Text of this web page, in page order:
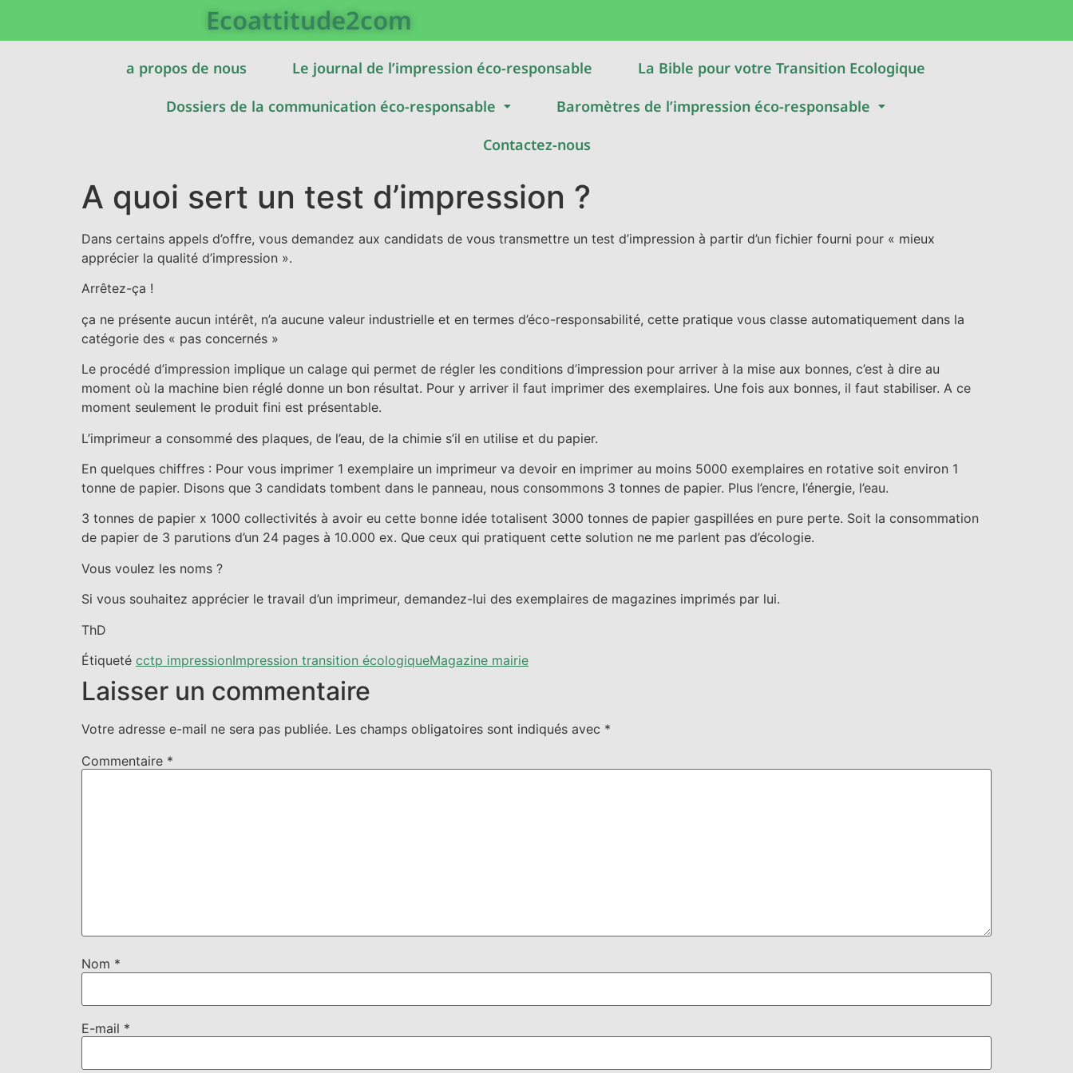
Ecoattitude2com
a propos de nous Le journal de l’impression éco-responsable
La Bible pour votre Transition Ecologique
Dossiers de la communication éco-responsable
Baromètres de l’impression éco-responsable
Contactez-nous
A quoi sert un test d’impression ?
Dans certains appels d’offre, vous demandez aux candidats de vous transmettre un test d’impression à partir d’un fichier fourni pour « mieux
apprécier la qualité d’impression ».
Arrêtez-ça !
ça ne présente aucun intérêt, n’a aucune valeur industrielle et en termes d’éco-responsabilité, cette pratique vous classe automatiquement dans la
catégorie des « pas concernés »
Le procédé d’impression implique un calage qui permet de régler les conditions d’impression pour arriver à la mise aux bonnes, c’est à dire au
moment où la machine bien réglé donne un bon résultat. Pour y arriver il faut imprimer des exemplaires. Une fois aux bonnes, il faut stabiliser. A ce
moment seulement le produit fini est présentable.
L’imprimeur a consommé des plaques, de l’eau, de la chimie s’il en utilise et du papier.
En quelques chiffres : Pour vous imprimer 1 exemplaire un imprimeur va devoir en imprimer au moins 5000 exemplaires en rotative soit environ 1
tonne de papier. Disons que 3 candidats tombent dans le panneau, nous consommons 3 tonnes de papier. Plus l’encre, l’énergie, l’eau.
3 tonnes de papier x 1000 collectivités à avoir eu cette bonne idée totalisent 3000 tonnes de papier gaspillées en pure perte. Soit la consommation
de papier de 3 parutions d’un 24 pages à 10.000 ex. Que ceux qui pratiquent cette solution ne me parlent pas d’écologie.
Vous voulez les noms ?
Si vous souhaitez apprécier le travail d’un imprimeur, demandez-lui des exemplaires de magazines imprimés par lui.
ThD
Étiqueté cctp impressionImpression transition écologiqueMagazine mairie
Laisser un commentaire
Votre adresse e-mail ne sera pas publiée. Les champs obligatoires sont indiqués avec *
Commentaire *
Nom *
E-mail *